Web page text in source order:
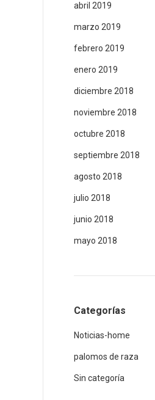
abril 2019
marzo 2019
febrero 2019
enero 2019
diciembre 2018
noviembre 2018
octubre 2018
septiembre 2018
agosto 2018
julio 2018
junio 2018
mayo 2018
Categorías
Noticias-home
palomos de raza
Sin categoría